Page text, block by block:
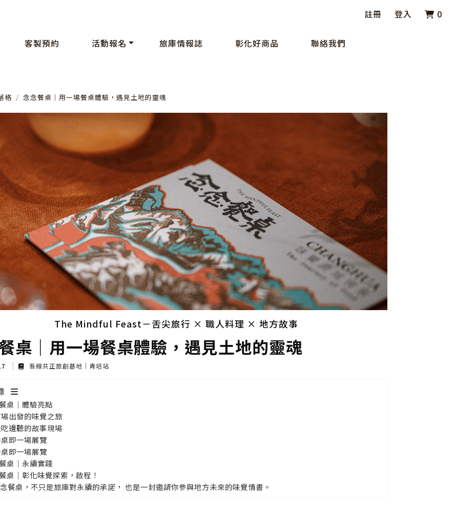
註冊 登入 0
客製預約 活動報名 旅庫情報誌 彰化好商品 聯絡我們
格 念念餐桌｜用一場餐桌體驗，遇見土地的靈魂
The Mindful Feast－舌尖旅行 × 職人料理 × 地方故事
桌｜用一場餐桌體驗，遇見土地的靈魂
吾線共正旅創基地｜青培站
桌｜體驗亮點
出發的味覺之旅
邊聽的故事現場
即一場展覽
即一場展覽
桌｜永續實踐
桌｜彰化味覺探索，啟程！
餐桌，不只是旅庫對永續的承諾， 也是一封邀請你參與地方未來的味覺情書。